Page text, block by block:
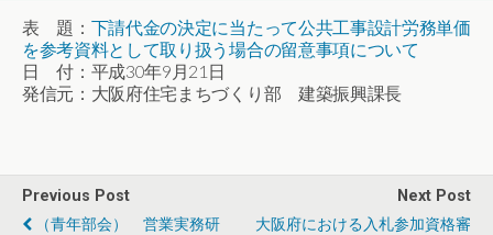
表 題： 下請代金の決定に当たって公共工事設計労務単価
を参考資料として取り扱う場合の留意事項について
日 付：平成30年9月21日
発信元：大阪府住宅まちづくり部 建築振興課長
Previous Post
（青年部会） 営業実務研
Next Post
大阪府における入札参加資格審